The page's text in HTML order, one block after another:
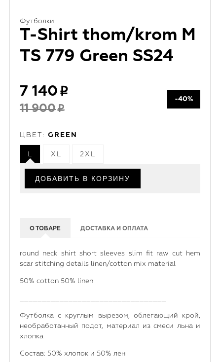
Футболки
T-Shirt thom/krom M
TS 779 Green SS24
7 140
11 900
-40%
ЦВЕТ: GREEN
L XL 2XL
О ТОВАРЕ ДОСТАВКА И ОПЛАТА
round neck shirt short sleeves slim fit raw cut hem
scar stitching details linen/cotton mix material
50% cotton 50% linen
Футболка с круглым вырезом, облегающий крой,
необработанный подот, материал из смеси льна и
хлопка
Состав: 50% хлопок и 50% лен